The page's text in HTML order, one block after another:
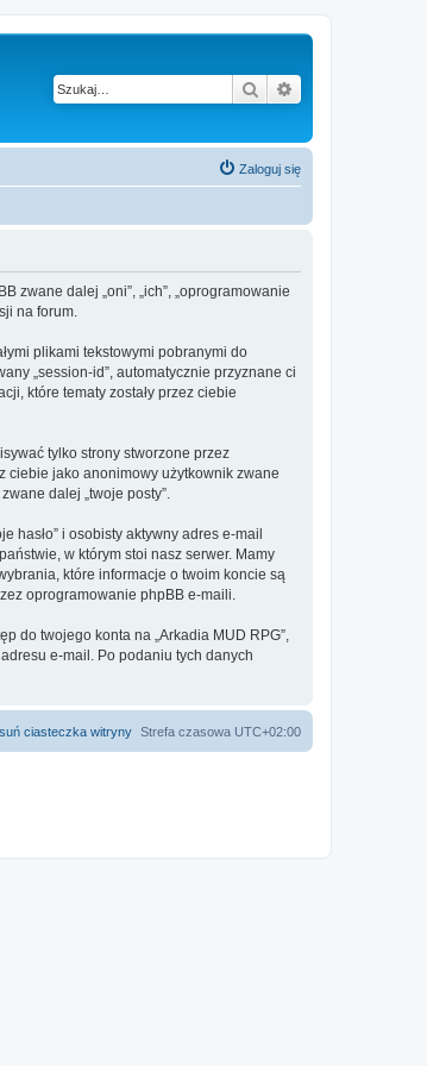
Szukaj
Zaloguj się
zwane dalej „oni”, „ich”, „oprogramowanie
na forum.
plikami tekstowymi pobranymi do
„session-id”, automatycznie przyznane ci
które tematy zostały przez ciebie
tylko strony stworzone przez
ciebie jako anonimowy użytkownik zwane
dalej „twoje posty”.
hasło” i osobisty aktywny adres e-mail
w którym stoi nasz serwer. Mamy
które informacje o twoim koncie są
oprogramowanie phpBB e-maili.
do twojego konta na „Arkadia MUD RPG”,
e-mail. Po podaniu tych danych
Strefa czasowa UTC+02:00
ciasteczka witryny